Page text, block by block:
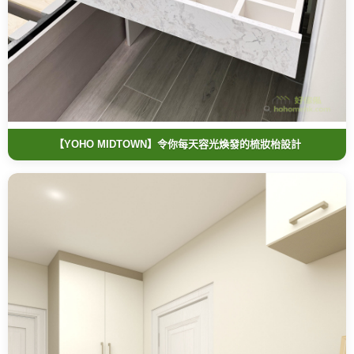
【YOHO MIDTOWN】令你每天容光煥發的梳妝枱設計